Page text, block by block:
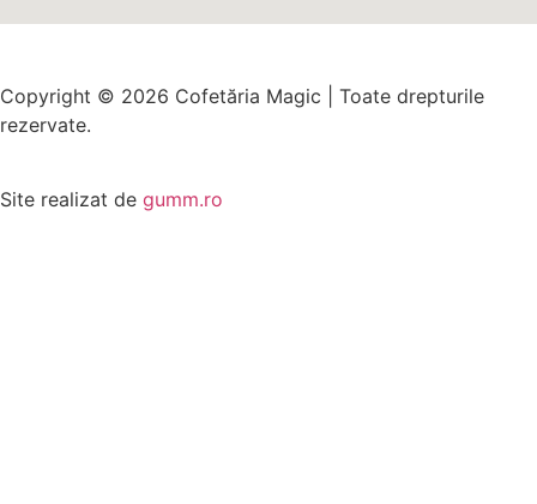
Copyright © 2026 Cofetăria Magic | Toate drepturile
rezervate.
Site realizat de gumm.ro